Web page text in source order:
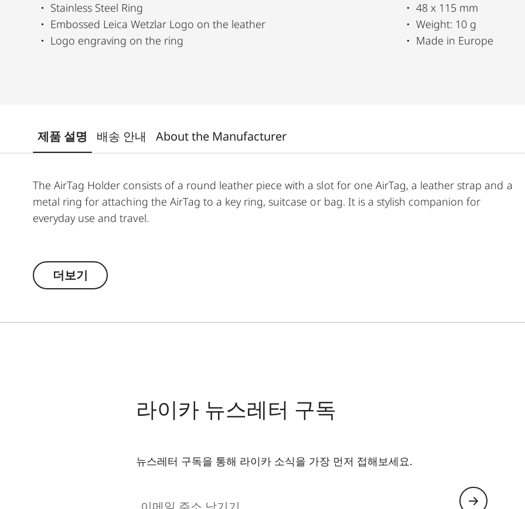
Stainless Steel Ring
Embossed Leica Wetzlar Logo on the leather
Logo engraving on the ring
48 x 115 mm
Weight: 10 g
Made in Europe
제품 설명 배송 안내 About the Manufacturer
The AirTag Holder consists of a round leather piece with a slot for one AirTag, a leather strap and a
metal ring for attaching the AirTag to a key ring, suitcase or bag. It is a stylish companion for
everyday use and travel.
더보기
라이카 뉴스레터 구독
뉴스레터 구독을 통해 라이카 소식을 가장 먼저 접해보세요.